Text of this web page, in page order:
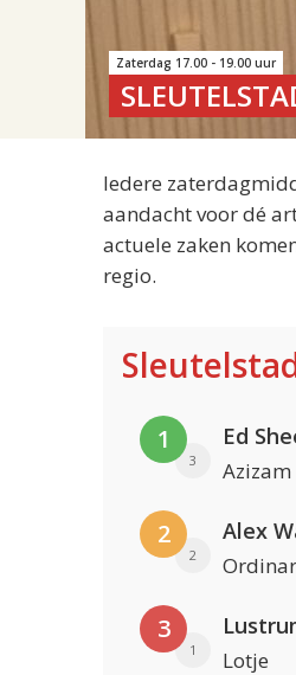
Zaterdag 17.00 - 19.00 uur
Iedere
aandacht voor dé
actuele zaken
regio.
1
3
Ed
Azizam
2
2
Alex
3
1 Lotje